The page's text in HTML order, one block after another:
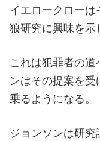
イエロークローは
狼研究に興味を示
これは犯罪者の
ンはその提案を受
乗るようになる。
ジョンソンは研